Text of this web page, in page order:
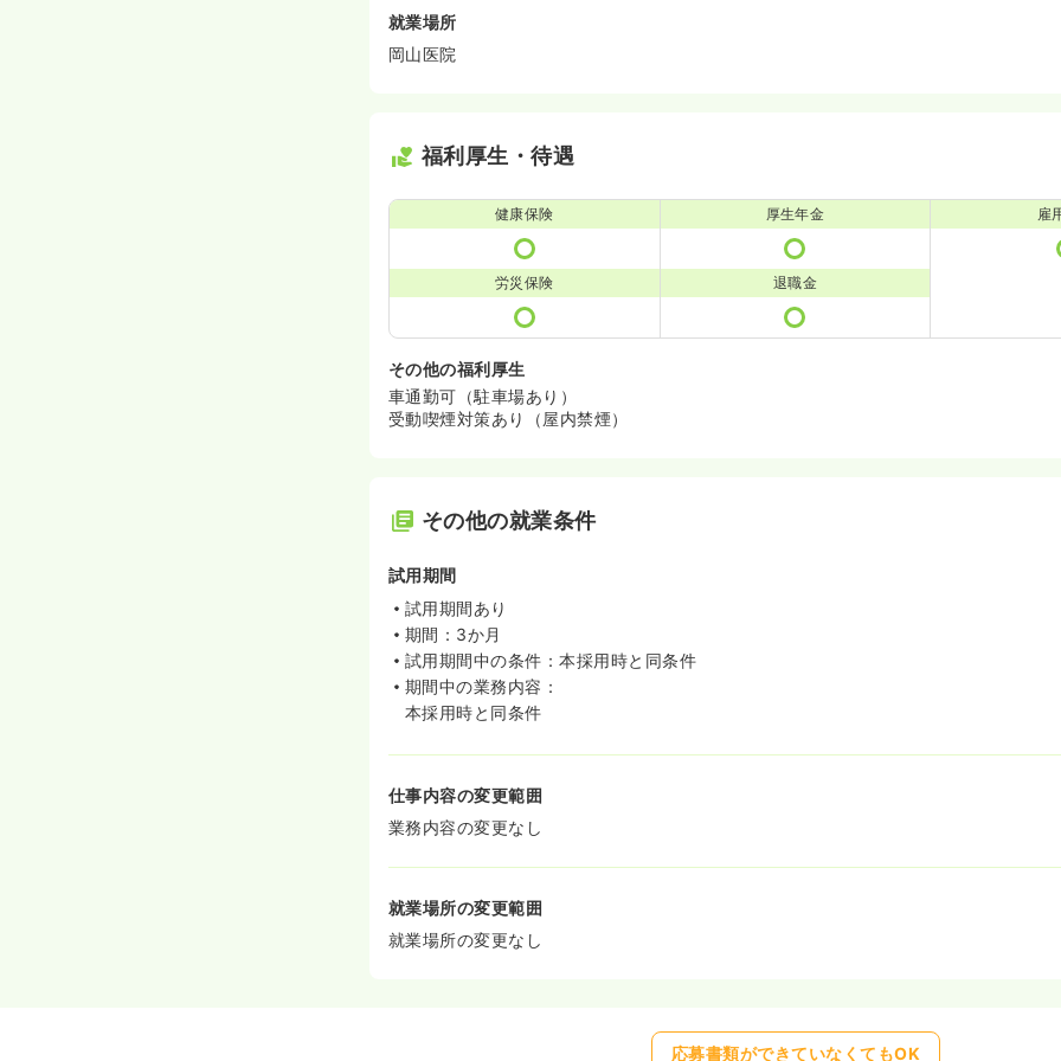
就業場所
岡山医院
福利厚生・待遇
健康保険 厚生年金 雇
労災保険 退職金
その他の福利厚生
車通勤可（駐車場あり）
受動喫煙対策あり（屋内禁煙）
その他の就業条件
試用期間
試用期間あり
期間：3か月
試用期間中の条件：本採用時と同条件
期間中の業務内容：
本採用時と同条件
仕事内容の変更範囲
業務内容の変更なし
就業場所の変更範囲
就業場所の変更なし
応募書類ができていなくてもOK